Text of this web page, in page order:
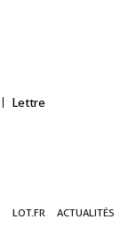
LOT.FR ACTUALITÉS
Lettre